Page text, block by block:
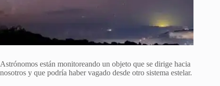
Astrónomos están monitoreando un objeto que se dirige hacia
nosotros y que podría haber vagado desde otro sistema estelar.